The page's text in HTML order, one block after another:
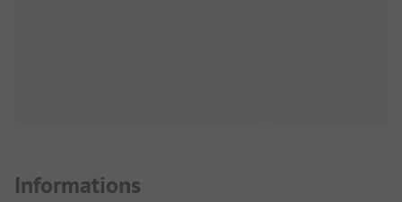
Informations